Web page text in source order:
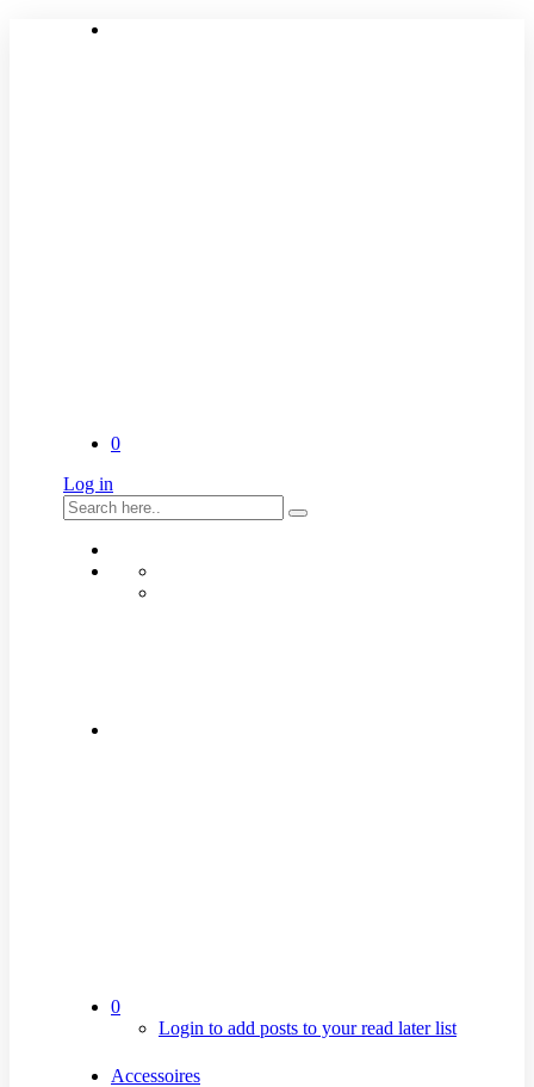
0
Log in
0
Login to add posts to your read later list
Accessoires